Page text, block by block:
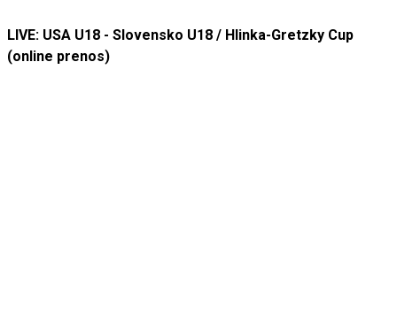
LIVE: USA U18 - Slovensko U18 / Hlinka-Gretzky Cup
(online prenos)